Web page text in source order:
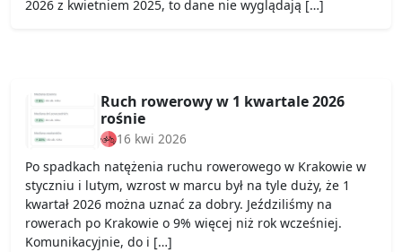
2026 z kwietniem 2025, to dane nie wyglądają […]
Ruch rowerowy w 1 kwartale 2026
rośnie
16 kwi 2026
Po spadkach natężenia ruchu rowerowego w Krakowie w
styczniu i lutym, wzrost w marcu był na tyle duży, że 1
kwartał 2026 można uznać za dobry. Jeździliśmy na
rowerach po Krakowie o 9% więcej niż rok wcześniej.
Komunikacyjnie, do i […]